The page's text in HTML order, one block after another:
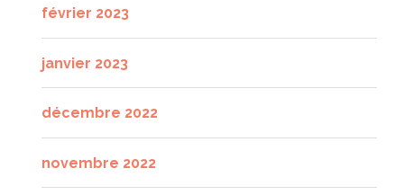
février 2023
janvier 2023
décembre 2022
novembre 2022